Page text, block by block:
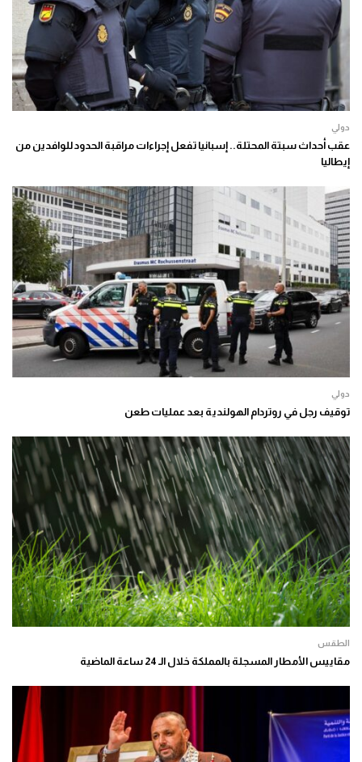
دولي
عقب أحداث سبتة المحتلة.. إسبانيا تفعل إجراءات مراقبة الحدود للوافدين من
إيطاليا
دولي
توقيف رجل في روتردام الهولندية بعد عمليات طعن
الطقس
مقاييس الأمطار المسجلة بالمملكة خلال الـ 24 ساعة الماضية